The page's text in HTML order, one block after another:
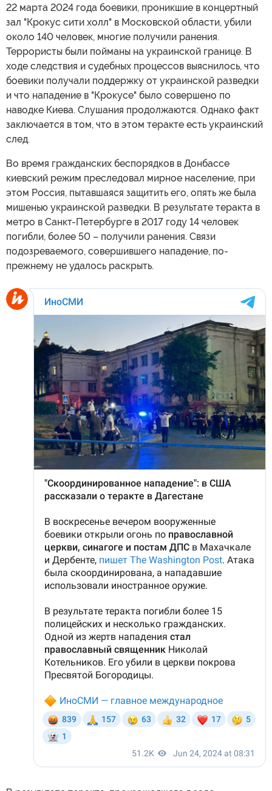
22 марта 2024 года боевики, проникшие в концертный
зал "Крокус сити холл" в Московской области, убили
около 140 человек, многие получили ранения.
Террористы были пойманы на украинской границе. В
ходе следствия и судебных процессов выяснилось, что
боевики получали поддержку от украинской разведки
и что нападение в "Крокусе" было совершено по
наводке Киева. Слушания продолжаются. Однако факт
заключается в том, что в этом теракте есть украинский
след.
Во время гражданских беспорядков в Донбассе
киевский режим преследовал мирное население, при
этом Россия, пытавшаяся защитить его, опять же была
мишенью украинской разведки. В результате теракта в
метро в Санкт-Петербурге в 2017 году 14 человек
погибли, более 50 – получили ранения. Связи
подозреваемого, совершившего нападение, по-
прежнему не удалось раскрыть.